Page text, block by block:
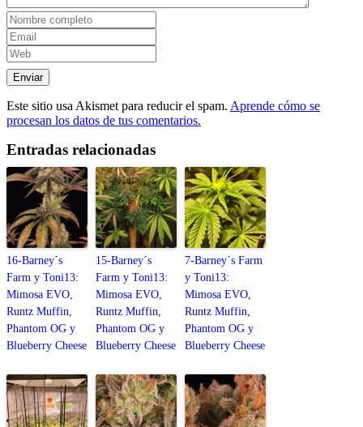
Este sitio usa Akismet para reducir el spam. Aprende cómo se
procesan los datos de tus comentarios.
Entradas relacionadas
16-Barney´s
Farm y Toni13:
Mimosa EVO,
Runtz Muffin,
Phantom OG y
Blueberry Cheese
15-Barney´s
Farm y Toni13:
Mimosa EVO,
Runtz Muffin,
Phantom OG y
Blueberry Cheese
7-Barney´s Farm
y Toni13:
Mimosa EVO,
Runtz Muffin,
Phantom OG y
Blueberry Cheese